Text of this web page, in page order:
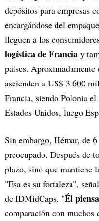
depósitos para empresas
encargándose del
lleguen a los
logística de Francia y
países.
ascienden a US$ 3.600
Francia, siendo Polonia
Estados Unidos, luego
Sin embargo, Hémar, de
preocupado. Después de
plazo, sino que mantiene
"Esa es su fortaleza",
de IDMidCaps. "Él
comparación con muchos